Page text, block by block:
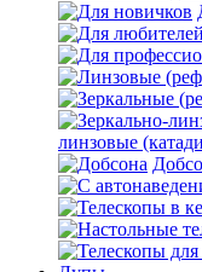
линзовые